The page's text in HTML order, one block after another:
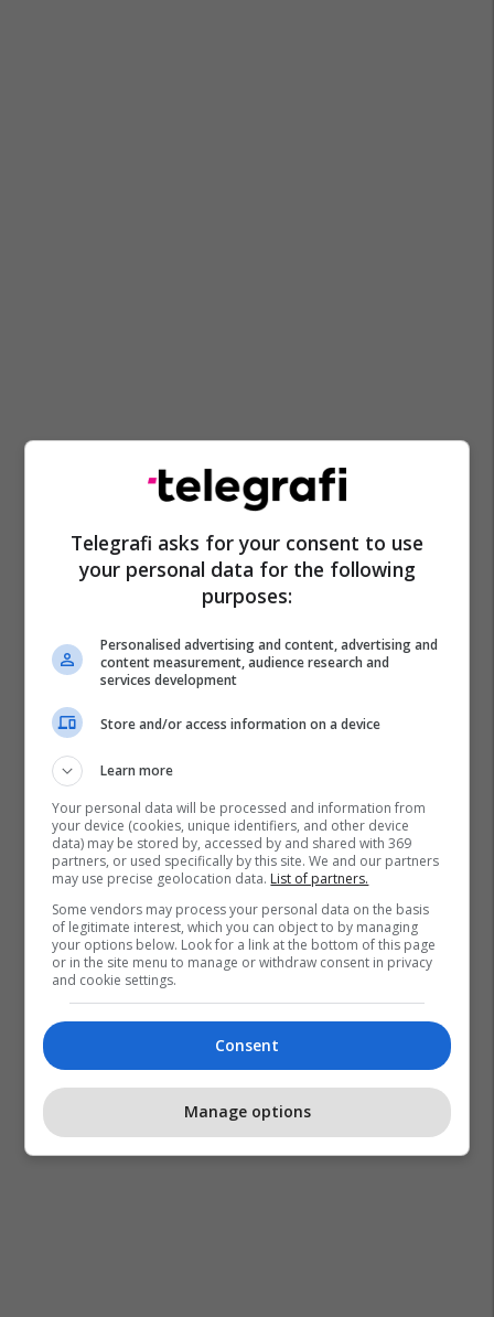
Telegrafi asks for your consent to use
your personal data for the following
purposes:
Personalised advertising and content, advertising and
content measurement, audience research and
services development
Store and/or access information on a device
Learn more
Your personal data will be processed and information from
your device (cookies, unique identifiers, and other device
data) may be stored by, accessed by and shared with 369
partners, or used specifically by this site. We and our partners
may use precise geolocation data. List of partners.
Some vendors may process your personal data on the basis
of legitimate interest, which you can object to by managing
your options below. Look for a link at the bottom of this page
or in the site menu to manage or withdraw consent in privacy
and cookie settings.
Consent
Manage options